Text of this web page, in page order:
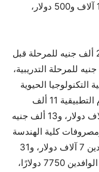
الأسنان 42 ألف جنيه، وللطلاب الوافدين 10 آلاف و500 دولار،
كما بلغت مصروفات كلية العلاج الطبيعى 26 ألف جنيه للمرحلة قبل
وللوافدين 6 آلاف دولار، و28 ألف جنيه للمرحلة التدريبية،
كلية التكنولوجيا الحيوية
18 ألف جنيه وللوافدين 5500 دولار. والعلوم التطبيقية 11 ألف
جنيه، للمرحلة قبل التدريبية، وللوافدين 5 آلاف دولار، و13 ألف جنيه
للوافدين، ومصروفات كلية الهندسة
30 ألف جنيه للمرحلة قبل التدريبية، وللوافدين 7 آلاف دولار، و31
ألفًا و500 جنيه للمرحلة التدريبية، وللطلاب الوافدين 7750 دولارًا،